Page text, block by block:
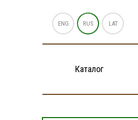
ENG RUS LAT
Каталог